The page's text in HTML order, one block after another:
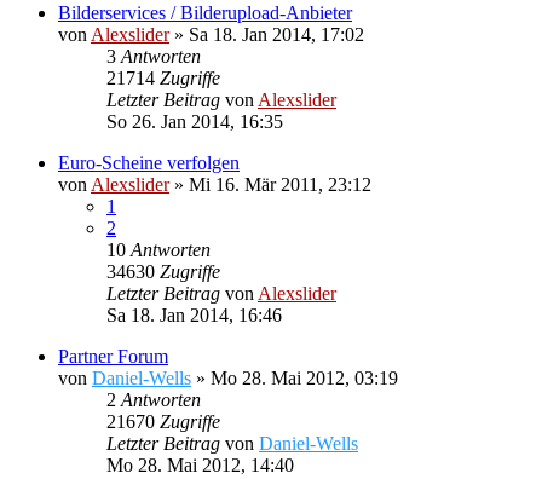
Bilderservices / Bilderupload-Anbieter
von Alexslider» Sa 18. Jan 2014, 17:02
3 Antworten
21714 Zugriffe
Letzter Beitrag von Alexslider
So 26. Jan 2014, 16:35
Euro-Scheine verfolgen
von Alexslider» Mi 16. Mär 2011, 23:12
1
2
10 Antworten
34630 Zugriffe
Letzter Beitrag von Alexslider
Sa 18. Jan 2014, 16:46
Partner Forum
von Daniel-Wells » Mo 28. Mai 2012, 03:19
2 Antworten
21670 Zugriffe
Letzter Beitrag von Daniel-Wells
Mo 28. Mai 2012, 14:40